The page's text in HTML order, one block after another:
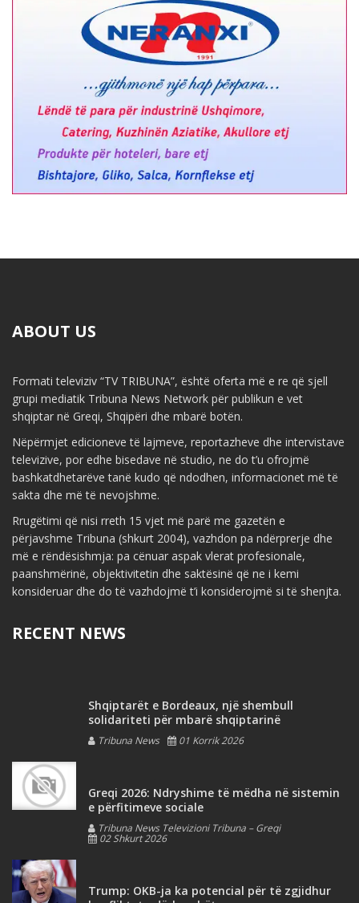
ABOUT US
Formati televiziv “TV TRIBUNA”, është oferta më e re që sjell
grupi mediatik Tribuna News Network për publikun e vet
shqiptar në Greqi, Shqipëri dhe mbarë botën.
Nëpërmjet edicioneve të lajmeve, reportazheve dhe intervistave
televizive, por edhe bisedave në studio, ne do t’u ofrojmë
bashkatdhetarëve tanë kudo që ndodhen, informacionet më të
sakta dhe më të nevojshme.
Rrugëtimi që nisi rreth 15 vjet më parë me gazetën e
përjavshme Tribuna (shkurt 2004), vazhdon pa ndërprerje dhe
më e rëndësishmja: pa cënuar aspak vlerat profesionale,
paanshmërinë, objektivitetin dhe saktësinë që ne i kemi
konsideruar dhe do të vazhdojmë t’i konsiderojmë si të shenjta.
RECENT NEWS
Shqiptarët e Bordeaux, një shembull
solidariteti për mbarë shqiptarinë
Tribuna News 01 Korrik 2026
Greqi 2026: Ndryshime të mëdha në sistemin
e përfitimeve sociale
Tribuna News Televizioni Tribuna – Greqi
02 Shkurt 2026
Trump: OKB-ja ka potencial për të zgjidhur